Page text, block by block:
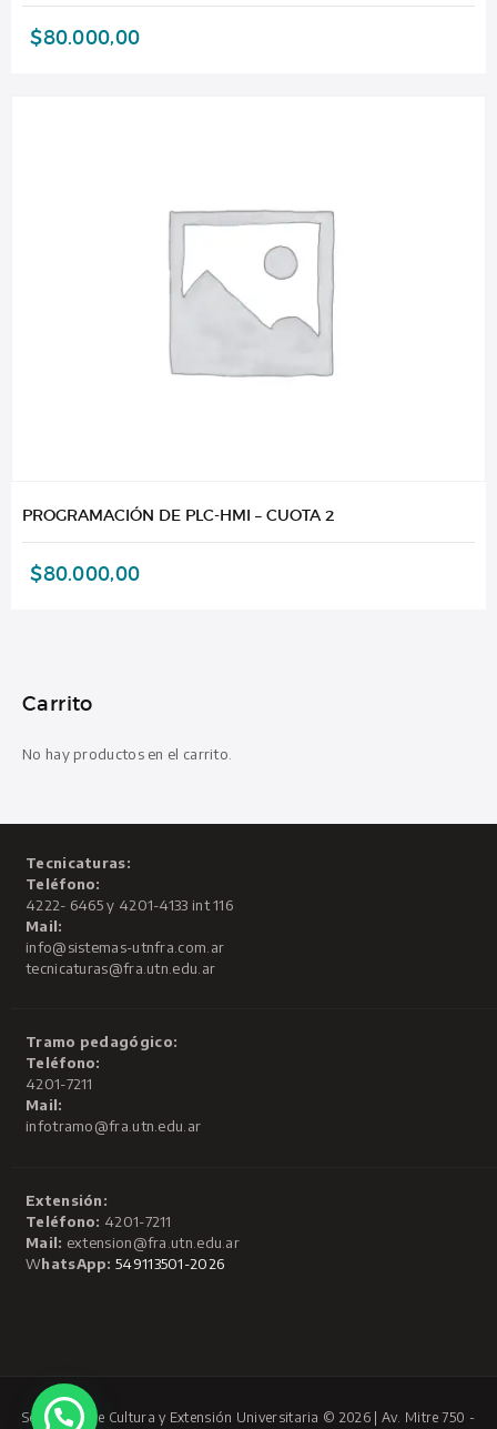
$80.000,00
PROGRAMACIÓN DE PLC-HMI – CUOTA 2
$80.000,00
Carrito
No hay productos en el carrito.
Tecnicaturas:
Teléfono:
4222- 6465 y 4201-4133 int 116
Mail:
info@sistemas-utnfra.com.ar
tecnicaturas@fra.utn.edu.ar
Tramo pedagógico:
Teléfono:
4201-7211
Mail:
infotramo@fra.utn.edu.ar
Extensión:
Teléfono: 4201-7211
Mail: extension@fra.utn.edu.ar
WhatsApp: 549113501-2026
Secretaría de Cultura y Extensión Universitaria © 2026 | Av. Mitre 750 -